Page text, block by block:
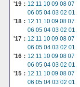
'19： 12 11 10 09 08 07
06 05 04 03 02 01
'18： 12 11 10 09 08 07
06 05 04 03 02 01
'17： 12 11 10 09 08 07
06 05 04 03 02 01
'16： 12 11 10 09 08 07
06 05 04 03 02 01
'15： 12 11 10 09 08 07
06 05 04 03 02 01